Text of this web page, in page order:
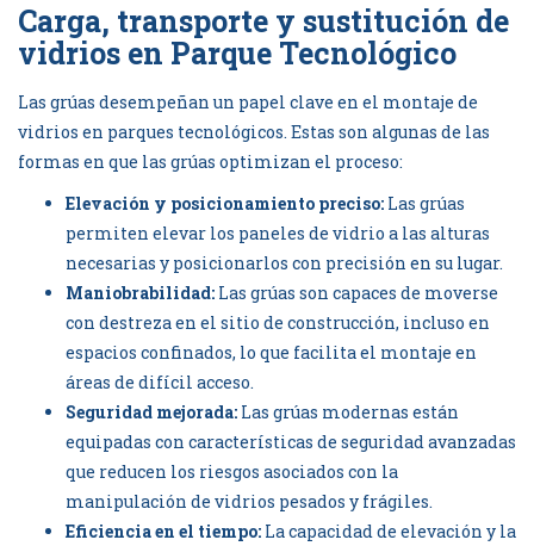
Carga, transporte y sustitución de
vidrios en Parque Tecnológico
Las grúas desempeñan un papel clave en el montaje de
vidrios en parques tecnológicos. Estas son algunas de las
formas en que las grúas optimizan el proceso:
Elevación y posicionamiento preciso: Las grúas
permiten elevar los paneles de vidrio a las alturas
necesarias y posicionarlos con precisión en su lugar.
Maniobrabilidad: Las grúas son capaces de moverse
con destreza en el sitio de construcción, incluso en
espacios confinados, lo que facilita el montaje en
áreas de difícil acceso.
Seguridad mejorada: Las grúas modernas están
equipadas con características de seguridad avanzadas
que reducen los riesgos asociados con la
manipulación de vidrios pesados y frágiles.
Eficiencia en el tiempo: La capacidad de elevación y la